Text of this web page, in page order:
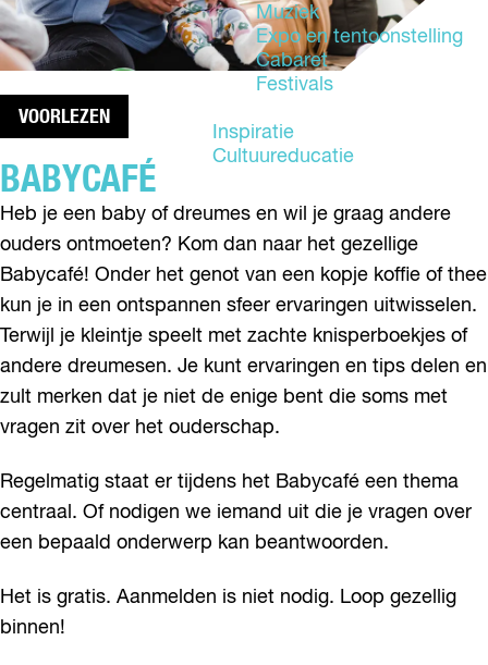
e
Muziek
Expo en tentoonstelling
Cabaret
Festivals
Inspiratie
Cultuureducatie
VOORLEZEN
BABYCAFÉ
Heb je een baby of dreumes en wil je graag andere
ouders ontmoeten? Kom dan naar het gezellige
Babycafé! Onder het genot van een kopje koffie of thee
kun je in een ontspannen sfeer ervaringen uitwisselen.
Terwijl je kleintje speelt met zachte knisperboekjes of
andere dreumesen. Je kunt ervaringen en tips delen en
zult merken dat je niet de enige bent die soms met
vragen zit over het ouderschap.
Regelmatig staat er tijdens het Babycafé een thema
centraal. Of nodigen we iemand uit die je vragen over
een bepaald onderwerp kan beantwoorden.
Het is gratis. Aanmelden is niet nodig. Loop gezellig
binnen!